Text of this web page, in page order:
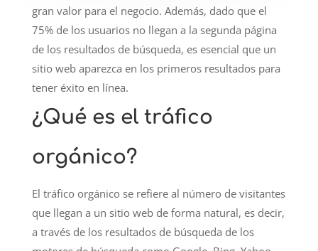
gran valor para el negocio. Además, dado que el
75% de los usuarios no llegan a la segunda página
de los resultados de búsqueda, es esencial que un
sitio web aparezca en los primeros resultados para
tener éxito en línea.
¿Qué es el tráfico
orgánico?
El tráfico orgánico se refiere al número de visitantes
que llegan a un sitio web de forma natural, es decir,
a través de los resultados de búsqueda de los